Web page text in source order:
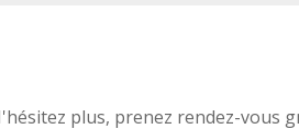
plus, prenez rendez-vous